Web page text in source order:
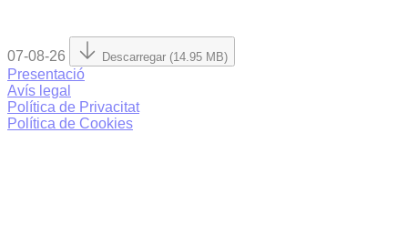
07-08-26 Descarregar (14.95 MB)
Presentació
Avís legal
Política de Privacitat
Política de Cookies